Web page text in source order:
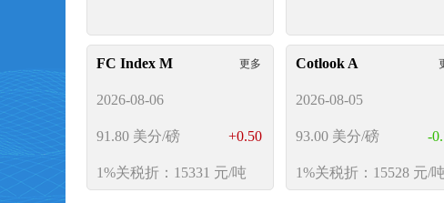
供应链金融
交易市场供应链金融服务板块经过近二十年的发展和完善
FC Index M 更多
2026-08-06
91.80美分/磅 +0.50
1%关税折：15331 元/吨
Cotlook A
2026-08-05
93.00美分/磅 -
1%关税折：15528 元/吨